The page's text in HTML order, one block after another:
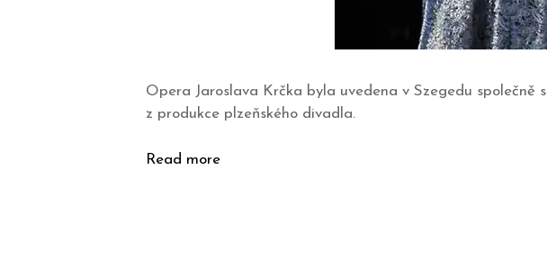
Opera Jaroslava Krčka byla uvedena v Szegedu společně s
z produkce plzeňského divadla.
Read more